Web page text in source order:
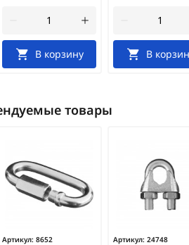
В корзину В
товары
Артикул: 8652
Артикул: 24748